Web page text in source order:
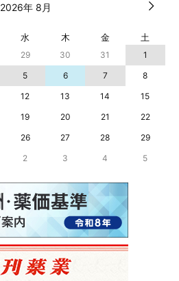
2026年 8月
水 木 金 土
29 30 31
1
5 6 7
8
12 13 14
15
19 20 21
22
26 27 28
29
2 3 4 5